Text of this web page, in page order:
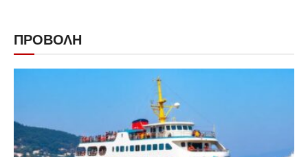
ΠΡΟΒΟΛΗ